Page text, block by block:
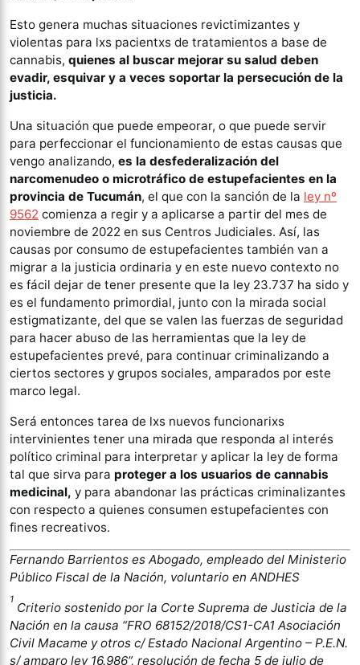
Esto genera muchas situaciones revictimizantes y
violentas para lxs pacientxs de tratamientos a base de
cannabis, quienes al buscar mejorar su salud deben
evadir, esquivar y a veces soportar la persecución de la
justicia.
Una situación que puede empeorar, o que puede servir
para perfeccionar el funcionamiento de estas causas que
vengo analizando, es la desfederalización del
narcomenudeo o microtráfico de estupefacientes en la
provincia de Tucumán, el que con la sanción de la ley nº
9562 comienza a regir y a aplicarse a partir del mes de
noviembre de 2022 en sus Centros Judiciales. Así, las
causas por consumo de estupefacientes también van a
migrar a la justicia ordinaria y en este nuevo contexto no
es fácil dejar de tener presente que la ley 23.737 ha sido y
es el fundamento primordial, junto con la mirada social
estigmatizante, del que se valen las fuerzas de seguridad
para hacer abuso de las herramientas que la ley de
estupefacientes prevé, para continuar criminalizando a
ciertos sectores y grupos sociales, amparados por este
marco legal.
Será entonces tarea de lxs nuevos funcionarixs
intervinientes tener una mirada que responda al interés
político criminal para interpretar y aplicar la ley de forma
tal que sirva para proteger a los usuarios de cannabis
medicinal, y para abandonar las prácticas criminalizantes
con respecto a quienes consumen estupefacientes con
fines recreativos.
Fernando Barrientos es Abogado, empleado del Ministerio
Público Fiscal de la Nación, voluntario en ANDHES
1
Criterio sostenido por la Corte Suprema de Justicia de la
Nación en la causa “FRO 68152/2018/CS1-CA1 Asociación
Civil Macame y otros c/ Estado Nacional Argentino – P.E.N.
s/ amparo ley 16.986”, resolución de fecha 5 de julio de